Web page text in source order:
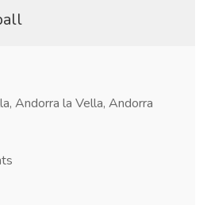
Andorra la Vella, Andorra